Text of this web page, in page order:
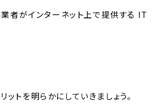
者がインターネット上で提供する IT
トを明らかにしていきましょう。